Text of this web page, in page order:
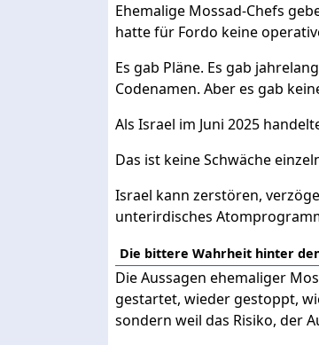
Ehemalige Mossad-Chefs
hatte für Fordo keine
Es gab Pläne. Es gab
Codenamen. Aber es gab
Als Israel im Juni 2025
Das ist keine Schwäche
Israel kann zerstören,
unterirdisches
Die bittere Wahrheit hinter
Die Aussagen ehemaliger
gestartet, wieder gestoppt,
sondern weil das Risiko, der